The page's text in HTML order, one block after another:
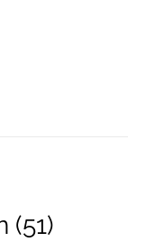
(51)